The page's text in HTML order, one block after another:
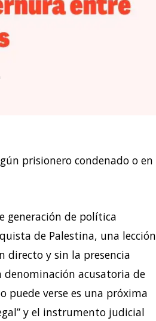
prisionero condenado o en
generación de política
de Palestina, una lección
directo y sin la presencia
denominación acusatoria de
puede verse es una próxima
y el instrumento judicial